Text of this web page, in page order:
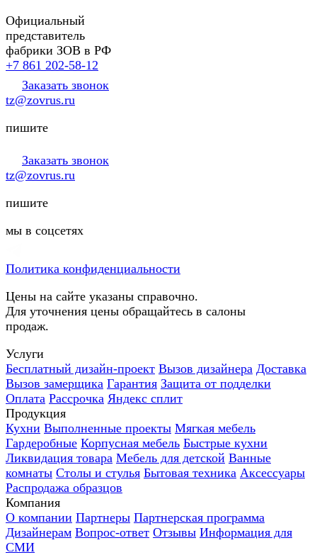
Официальный
представитель
фабрики ЗОВ в РФ
+7 861 202-58-12
Заказать звонок
tz@zovrus.ru
пишите
Заказать звонок
tz@zovrus.ru
пишите
мы в соцсетях
Политика конфиденциальности
Цены на сайте указаны справочно.
Для уточнения цены обращайтесь в салоны
продаж.
Услуги
Бесплатный дизайн-проект Вызов дизайнера Доставка
Вызов замерщика Гарантия Защита от подделки
Оплата Рассрочка Яндекс сплит
Продукция
Кухни Выполненные проекты Мягкая мебель
Гардеробные Корпусная мебель Быстрые кухни
Ликвидация товара Мебель для детской Ванные
комнаты Столы и стулья Бытовая техника Аксессуары
Распродажа образцов
Компания
О компании Партнеры Партнерская программа
Дизайнерам Вопрос-ответ Отзывы Информация для
СМИ